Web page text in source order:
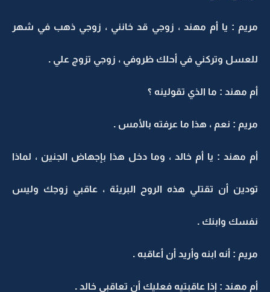
مريم : يا أم مهند ، زوجي قد خانني ، زوجي ذهب في شهر
للعسل وتركني في أحلك ظروفي ، زوجي تزوج علي .
أم مهند : ما الذي تقولينه ؟
مريم : نعم ، هذا ما عرفته بالأمس .
أم مهند : يا أم خالد ، وما دخل هذا بإجهاض الجنين ، لماذا
تودين أن تقتلي هذه الروح البريئة ، عاقبي زوجك وليس
نفسك وابنك .
مريم : أنه ابنه وأريد أن أعاقبه .
أم مهند : إذا عاقبتيه فعليك أن تعاقبي خالد .